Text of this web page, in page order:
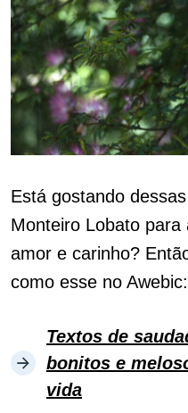
Está gostando
Monteiro Lobato
amor e carinho?
como esse no Awebic:
Textos de
bonitos e
vida